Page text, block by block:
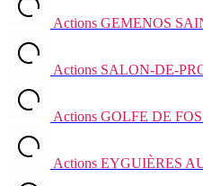
Actions GEMENOS
Actions SALON-DE-
Actions GOLFE DE FOS
Actions EYGUIÈRES